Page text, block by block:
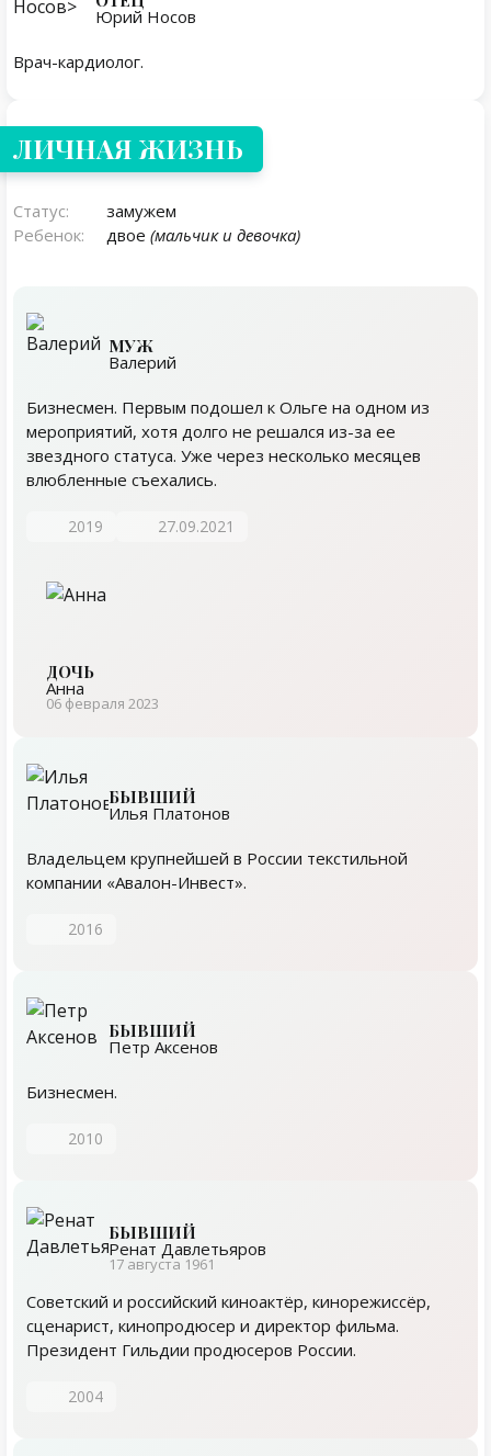
Юрий Носов
Врач-кардиолог.
Личная жизнь
ЛИЧНАЯ ЖИЗНЬ
Статус:
замужем
Ребенок:
двое (мальчик и девочка)
МУЖ
Валерий
Бизнесмен. Первым подошел к Ольге на одном из
мероприятий, хотя долго не решался из-за ее
звездного статуса. Уже через несколько месяцев
влюбленные съехались.
2019 27.09.2021
ДОЧЬ
Анна
06 февраля 2023
БЫВШИЙ
Илья Платонов
Владельцем крупнейшей в России текстильной
компании «Авалон-Инвест».
2016
БЫВШИЙ
Петр Аксенов
Бизнесмен.
2010
БЫВШИЙ
Ренат Давлетьяров
17 августа 1961
Советский и российский киноактёр, кинорежиссёр,
сценарист, кинопродюсер и директор фильма.
Президент Гильдии продюсеров России.
2004